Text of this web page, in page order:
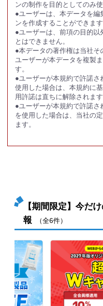
ンの制作を目的としてのみ
●ユーザーは、本データを
ンを作成することができます
●ユーザーは、前項の目的以
とはできません。
●本データの著作権は当社そ
ユーザーが本データを複製
す。
●ユーザーが本規約で許諾
使用した場合は、本規約に
用許諾は直ちに解除されます
●ユーザーが本規約で許諾
を使用した場合は、当社の
ます。
【期間限定】今だ
報
（全6件）